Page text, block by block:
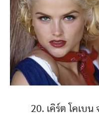
20. เคิร์ต โคเบ